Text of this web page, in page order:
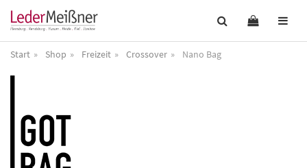
Start Shop Freizeit Crossover Nano Bag